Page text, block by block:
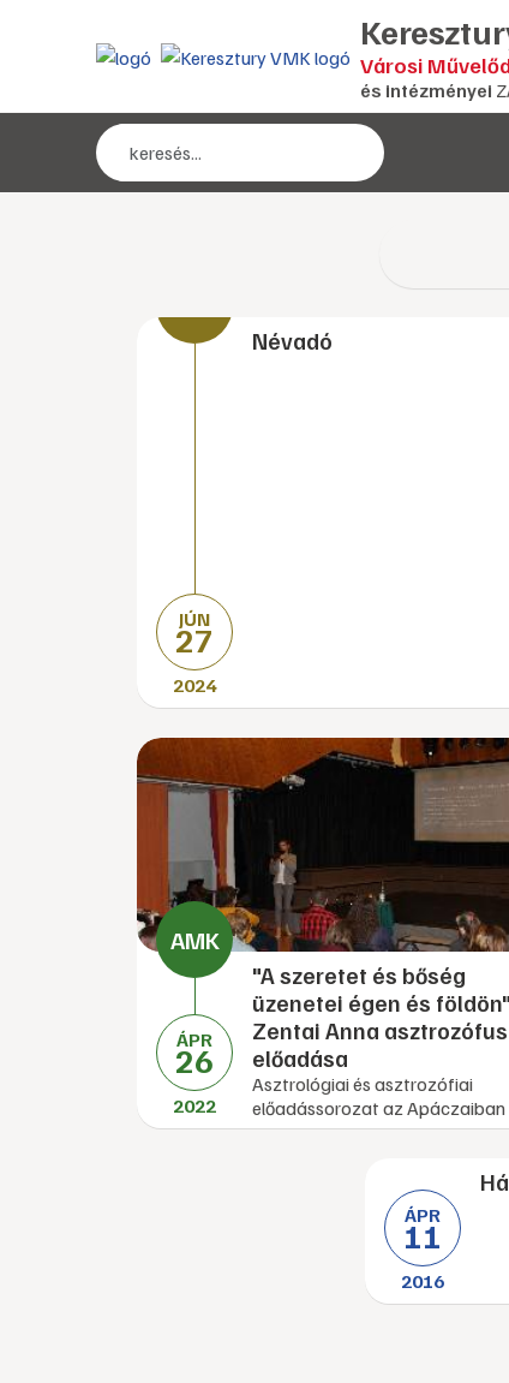
Városi
és intézményei
JÚN
27
2024
Névadó
ÁPR
26
2022
"A szeretet és bőség
üzenetei égen és
Zentai Anna asztrozófus
előadása
Asztrológiai és asztrozófiai
előadássorozat az Apáczaiban
ÁPR
11
2016